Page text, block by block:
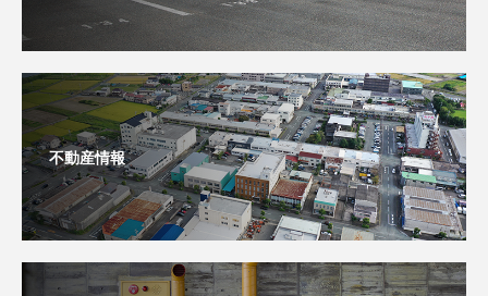
不動産情報